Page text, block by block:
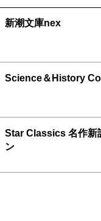
新潮文庫nex
Science＆History
Star Classics 名作新
ン